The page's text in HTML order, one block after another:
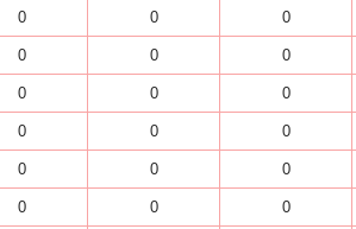
0 0 0
0 0 0
0 0 0
0 0 0
0 0 0
0 0 0